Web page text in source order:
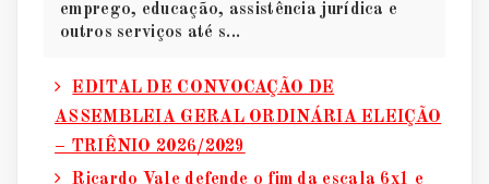
emprego, educação, assistência jurídica e
outros serviços até s...
EDITAL DE CONVOCAÇÃO DE
ASSEMBLEIA GERAL ORDINÁRIA ELEIÇÃO
– TRIÊNIO 2026/2029
Ricardo Vale defende o fim da escala 6x1 e